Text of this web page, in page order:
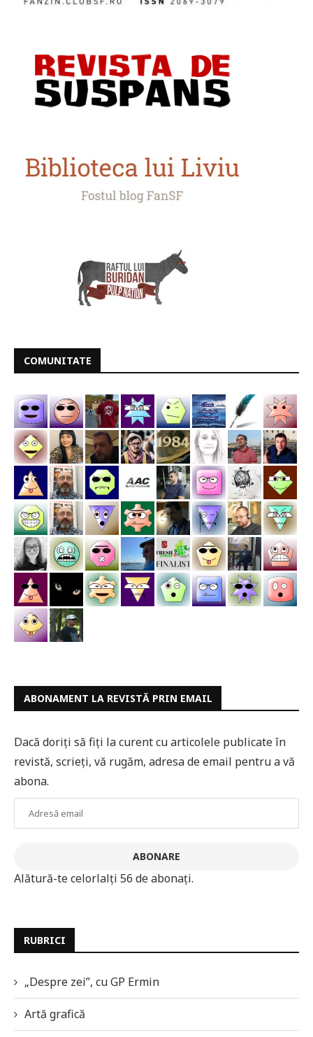
COMUNITATE
ABONAMENT LA REVISTĂ PRIN EMAIL
Dacă doriți să fiți la curent cu articolele publicate în
revistă, scrieți, vă rugăm, adresa de email pentru a vă
abona.
ABONARE
Alătură-te celorlalți 56 de abonați.
RUBRICI
„Despre zei”, cu GP Ermin
Artă grafică